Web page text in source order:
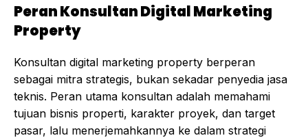
Peran Konsultan Digital Marketing
Property
Konsultan digital marketing property berperan
sebagai mitra strategis, bukan sekadar penyedia jasa
teknis. Peran utama konsultan adalah memahami
tujuan bisnis properti, karakter proyek, dan target
pasar, lalu menerjemahkannya ke dalam strategi